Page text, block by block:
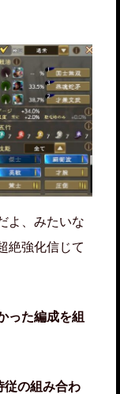
よ、みたいな
絶強化信じて
った編成を組
従の組み合わ